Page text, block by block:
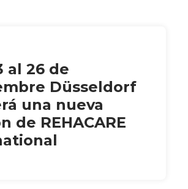
al 26 de
Düsseldorf
una nueva
de REHACARE